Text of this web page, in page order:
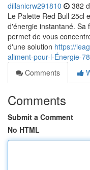
dillanicrw291810 382
Le Palette Red Bull 25cl
d'énergie instantané. Sa
permet de vous
d'une solution https://
aliment-pour-l-Énergie-
Comments
Comments
Submit a Comment
No HTML